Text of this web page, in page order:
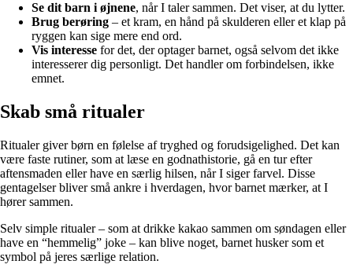
Se dit barn i øjnene, når I taler sammen. Det viser, at du lytter.
Brug berøring – et kram, en hånd på skulderen eller et klap på
ryggen kan sige mere end ord.
Vis interesse for det, der optager barnet, også selvom det ikke
interesserer dig personligt. Det handler om forbindelsen, ikke
emnet.
Skab små ritualer
Ritualer giver børn en følelse af tryghed og forudsigelighed. Det kan
være faste rutiner, som at læse en godnathistorie, gå en tur efter
aftensmaden eller have en særlig hilsen, når I siger farvel. Disse
gentagelser bliver små ankre i hverdagen, hvor barnet mærker, at I
hører sammen.
Selv simple ritualer – som at drikke kakao sammen om søndagen eller
have en “hemmelig” joke – kan blive noget, barnet husker som et
symbol på jeres særlige relation.